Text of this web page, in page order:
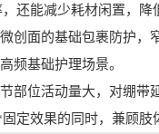
能减少耗材闲置，降
面的基础包裹防护，
频基础护理场景。
位活动量大，对绷带
效果的同时，兼顾肢